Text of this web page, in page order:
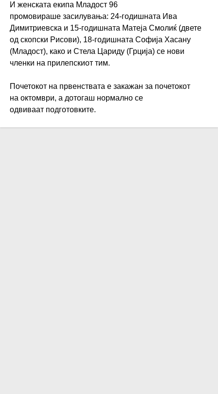
И женската екипа Младост 96
промовираше засилувања: 24-годишната Ива
Димитриевска и 15-годишната Матеја Смолиќ (двете
од скопски Рисови), 18-годишната Софија Хасану
(Младост), како и Стела Цариду (Грција) се нови
членки на прилепскиот тим.
Почетокот на првенствата е закажан за почетокот
на октомври, а дотогаш нормално се
одвиваат подготовките.